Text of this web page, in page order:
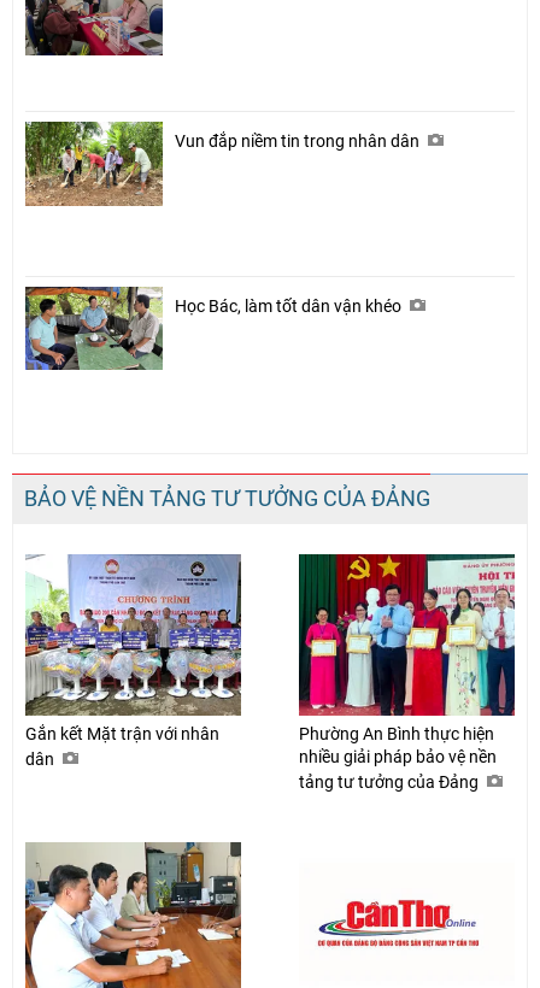
Vun đắp niềm tin trong nhân dân
Học Bác, làm tốt dân vận khéo
BẢO VỆ NỀN TẢNG TƯ TƯỞNG CỦA ĐẢNG
Gắn kết Mặt trận với nhân
dân
Phường An Bình thực hiện
nhiều giải pháp bảo vệ nền
tảng tư tưởng của Đảng